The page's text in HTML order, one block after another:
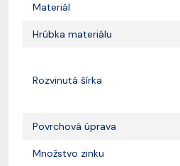
Materiál
Hrúbka materiálu
Rozvinutá šírka
Povrchová úprava
Množstvo zinku